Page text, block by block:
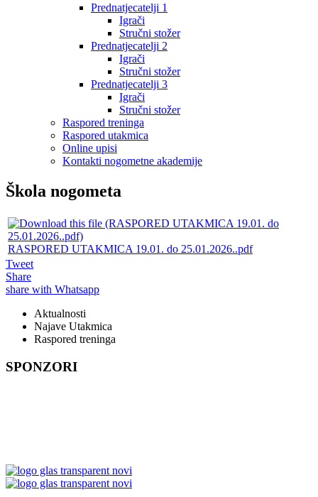
Prednatjecatelji 1
Igrači
Stručni stožer
Prednatjecatelji 2
Igrači
Stručni stožer
Prednatjecatelji 3
Igrači
Stručni stožer
Raspored treninga
Raspored utakmica
Online upisi
Kontakti nogometne akademije
Škola nogometa
RASPORED UTAKMICA 19.01. do 25.01.2026..pdf
Tweet
Share
share with Whatsapp
Aktualnosti
Najave Utakmica
Raspored treninga
SPONZORI